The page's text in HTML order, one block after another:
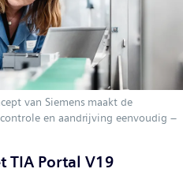
van Siemens maakt de
en aandrijving eenvoudig –
TIA Portal V19